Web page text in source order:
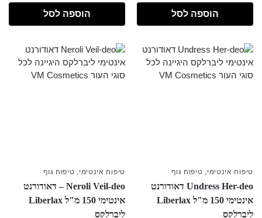
הוספה לסל הוספה לסל
טיפוח אינטימי, טיפוח גוף
Undress Her-deo דאודורנט
אינטימי 150 מ"ל Liberlax
ליברלקס
טיפוח אינטימי, טיפוח גוף
Neroli Veil-deo – דאודורנט
אינטימי 150 מ"ל Liberlax
ליברלקס